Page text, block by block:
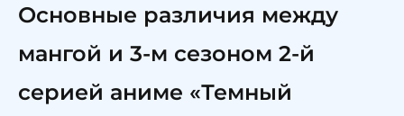
Основные различия между
мангой и 3-м сезоном 2-й
серией аниме «Темный